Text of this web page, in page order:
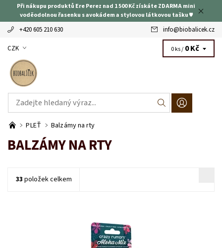
Při nákupu produktů Ere Perez nad 1 500 Kč získáte ZDARMA mini
voděodolnou řasenku s avokádem a stylovou látkovou tašku ♥
+420 605 210 630 info@biobalicek.cz
CZK 0 ks / 0 Kč
PLEŤ Balzámy na rty
BALZÁMY NA RTY
33 položek celkem